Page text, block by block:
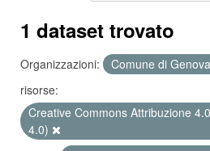
1 dataset trovato
Organizzazioni: Comune di Genova
risorse:
Creative Commons Attribuzione
4.0)